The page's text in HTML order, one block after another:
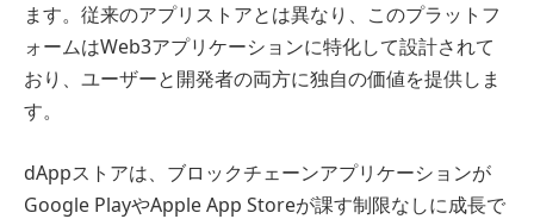
ます。従来のアプリストアとは異なり、このプラットフ
ォームはWeb3アプリケーションに特化して設計されて
おり、ユーザーと開発者の両方に独自の価値を提供しま
す。
dAppストアは、ブロックチェーンアプリケーションが
Google PlayやApple App Storeが課す制限なしに成長で